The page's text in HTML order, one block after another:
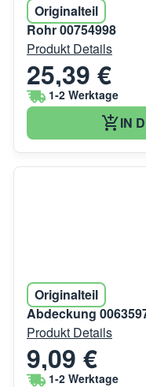
Originalteil
Rohr 00754998
Produkt Details
25,39 €
1-2 Werktage
IN
Originalteil
Abdeckung
Produkt Details
9,09 €
1-2 Werktage